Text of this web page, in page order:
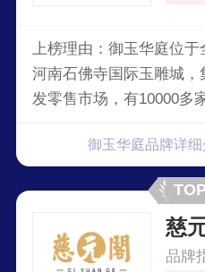
上榜理由：御玉华庭位
河南石佛寺国际玉雕城
发零售市场，有10000多
特款式优美，御玉华庭
精湛以及工作一丝不苟
赞美，御玉华庭会持续
品，供喜爱玉石饰品的人
御玉华庭品牌详
慈
品牌